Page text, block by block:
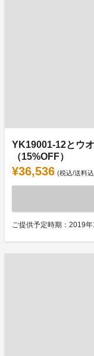
YK19001-12とウ
（15%OFF）
¥36,536 (税込/送料
ご提供予定時期：2019